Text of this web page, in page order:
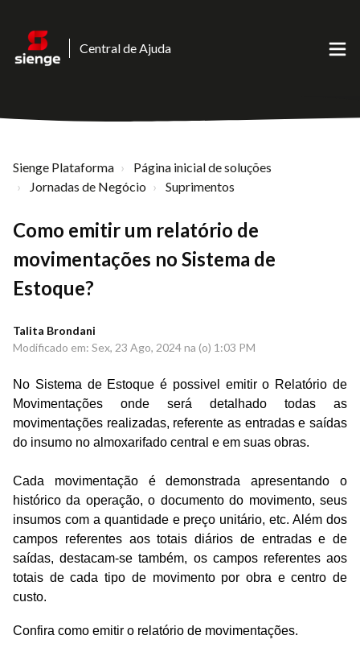
Central de Ajuda
Sienge Plataforma
Página inicial de soluções
Jornadas de Negócio
Suprimentos
Como emitir um relatório de
movimentações no Sistema de
Estoque?
Talita Brondani
Modificado em: Sex, 23 Ago, 2024 na (o) 1:03 PM
No Sistema de Estoque é possivel emitir o Relatório de
Movimentações onde será detalhado todas as
movimentações realizadas, referente as entradas e saídas
do insumo no almoxarifado central e em suas obras.
Cada movimentação é demonstrada apresentando o
histórico da operação, o documento do movimento, seus
insumos com a quantidade e preço unitário, etc. Além dos
campos referentes aos totais diários de entradas e de
saídas, destacam-se também, os campos referentes aos
totais decada tipo de movimento por obra e centro de
custo.
Confira como emitir o relatório de movimentações.